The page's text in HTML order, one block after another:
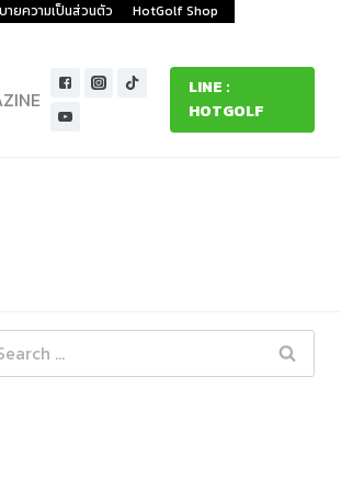
ายความเป็นส่วนตัว HotGolf Shop
LINE :
HOTGOLF